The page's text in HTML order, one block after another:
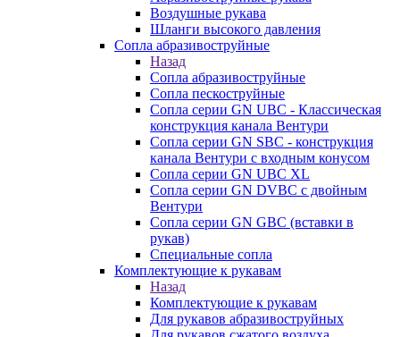
Воздушные рукава
Шланги высокого давления
Сопла абразивоструйные
Назад
Сопла абразивоструйные
Сопла пескоструйные
Сопла серии GN UBC - Классическая
конструкция канала Вентури
Сопла серии GN SBC - конструкция
канала Вентури c входным конусом
Сопла серии GN UBC XL
Сопла серии GN DVBC с двойным
Вентури
Сопла серии GN GBC (вставки в
рукав)
Специальные сопла
Комплектующие к рукавам
Назад
Комплектующие к рукавам
Для рукавов абразивоструйных